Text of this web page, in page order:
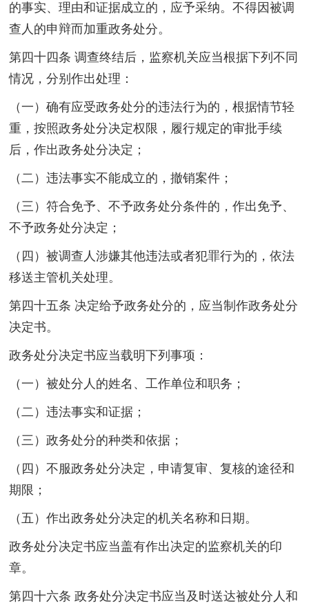
的事实、理由和证据成立的，应予采纳。不得因被调
查人的申辩而加重政务处分。
第四十四条 调查终结后，监察机关应当根据下列不同
情况，分别作出处理：
（一）确有应受政务处分的违法行为的，根据情节轻
重，按照政务处分决定权限，履行规定的审批手续
后，作出政务处分决定；
（二）违法事实不能成立的，撤销案件；
（三）符合免予、不予政务处分条件的，作出免予、
不予政务处分决定；
（四）被调查人涉嫌其他违法或者犯罪行为的，依法
移送主管机关处理。
第四十五条 决定给予政务处分的，应当制作政务处分
决定书。
政务处分决定书应当载明下列事项：
（一）被处分人的姓名、工作单位和职务；
（二）违法事实和证据；
（三）政务处分的种类和依据；
（四）不服政务处分决定，申请复审、复核的途径和
期限；
（五）作出政务处分决定的机关名称和日期。
政务处分决定书应当盖有作出决定的监察机关的印
章。
第四十六条 政务处分决定书应当及时送达被处分人和